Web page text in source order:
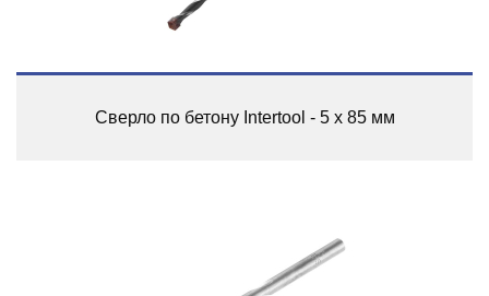
Сверло по бетону Intertool - 5 х 85 мм